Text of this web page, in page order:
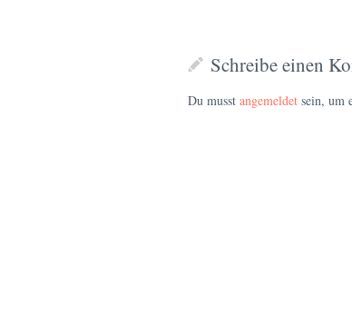
Schreibe einen
Du musst angemeldet sein, um